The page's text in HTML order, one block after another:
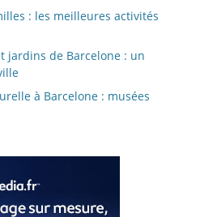
: les meilleures activités
jardins de Barcelone : un
à Barcelone : musées